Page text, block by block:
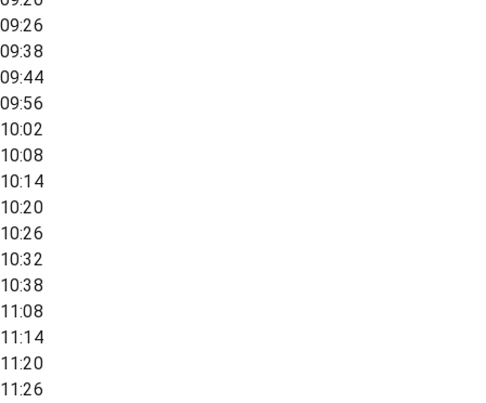
09:26
09:38
09:44
09:56
10:02
10:08
10:14
10:20
10:26
10:32
10:38
11:08
11:14
11:20
11:26